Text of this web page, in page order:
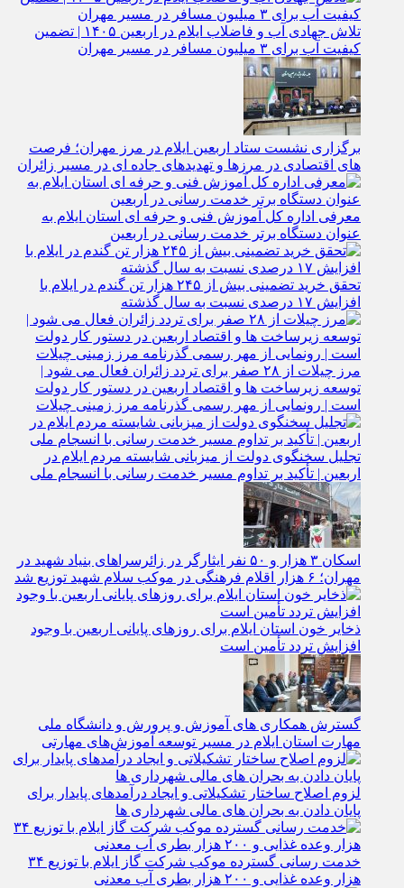
تلاش جهادی آب و فاضلاب ایلام در اربعین ۱۴۰۵ | تضمین
کیفیت آب برای ۳ میلیون مسافر در مسیر مهران
برگزاری نشست ستاد اربعین ایلام در مرز مهران؛ فرصت‌
های اقتصادی در مرزها و تهدیدهای جاده‌ ای در مسیر زائران
معرفی اداره کل آموزش فنی و حرفه‌ ای استان ایلام به‌
عنوان دستگاه برتر خدمت‌ رسانی در اربعین
تحقق خرید تضمینی بیش از ۲۴۵ هزار تن گندم در ایلام با
افزایش ۱۷ درصدی نسبت به سال گذشته
مرز چیلات از ۲۸ صفر برای تردد زائران فعال می‌ شود |
توسعه زیرساخت‌ ها و اقتصاد اربعین در دستور کار دولت
است | رونمایی از مهر رسمی گذرنامه مرز زمینی چیلات
تجلیل سخنگوی دولت از میزبانی شایسته مردم ایلام در
اربعین | تأکید بر تداوم مسیر خدمت‌ رسانی با انسجام ملی
اسکان ۳ هزار و ۵۰ نفر ایثارگر در زائرسراهای بنیاد شهید در
مهران؛ ۶ هزار اقلام فرهنگی در موکب سلام شهید توزیع شد
ذخایر خون استان ایلام برای روزهای پایانی اربعین با وجود
افزایش تردد تأمین است
گسترش همکاری‌ های آموزش و پرورش و دانشگاه ملی
مهارت استان ایلام در مسیر توسعه آموزش‌های مهارتی
لزوم اصلاح ساختار تشکیلاتی و ایجاد درآمدهای پایدار برای
پایان دادن به بحران‌ های مالی شهرداری‌ ها
خدمت رسانی گسترده موکب شرکت گاز ایلام با توزیع ۳۴
هزار وعده غذایی و ۲۰۰ هزار بطری آب معدنی